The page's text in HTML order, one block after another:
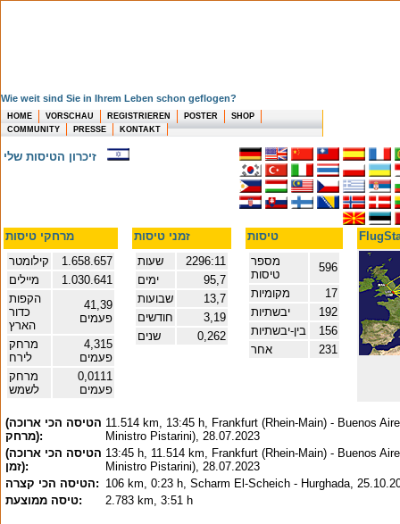
Wie weit sind Sie in Ihrem Leben schon geflogen?
HOME VORSCHAU REGISTRIEREN POSTER
SHOP
COMMUNITY
PRESSE KONTAKT
מרחקי טיסות זמני טיסות
טיסות
קילומטר
1.658.657
מיילים
1.030.641
הקפות
כדור
41,39
פעמים
מרחק
לירח
4,315
פעמים
מרחק
לשמש
0,0111
פעמים
2296:11
ימים
95,7
שבועות
13,7
חודשים
3,19
שנים
0,262
מספר
טיסות
596
מקומיות
17
192
בין-יבשתיות
156
אחר
231
(הטיסה הכי ארוכה
(מרחק:
11.514 km, 13:45 h, Frankfurt (Rhein-Main) - Buenos
Ministro Pistarini), 28.07.2023
(הטיסה הכי ארוכה
(זמן:
13:45 h, 11.514 km, Frankfurt (Rhein-Main) - Buenos
Ministro Pistarini), 28.07.2023
הטיסה הכי קצרה: 106 km, 0:23 h, Scharm El-Scheich - Hurghada,
טיסה ממוצעת:
2.783 km, 3:51 h